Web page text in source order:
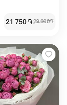
21 750֏29 000֏